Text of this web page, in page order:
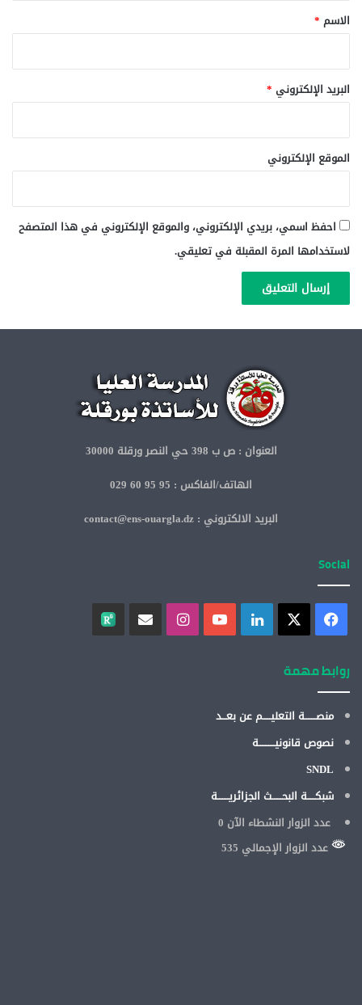
*
الاسم *
البريد الإلكتروني *
الموقع الإلكتروني
احفظ اسمي، بريدي الإلكتروني، والموقع الإلكتروني في هذا المتصفح
لاستخدامها المرة المقبلة في تعليقي.
العنوان : ص ب 398 حي النصر ورقلة 30000
الهاتف/الفاكس : 95 95 60 029
البريد الالكتروني : contact@ens-ouargla.dz
Social
روابط مهمة
منصـــــــة التعليـــــم عن بعـــد
نصوص قانونيــــــــــة
SNDL
شبكـــــة البحــــــث الجزائريـــــــة
عدد الزوار النشطاء الآن
عدد الزوار الإجمالي 535